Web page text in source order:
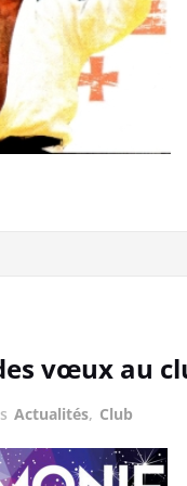
vœux au
Actualités, Club